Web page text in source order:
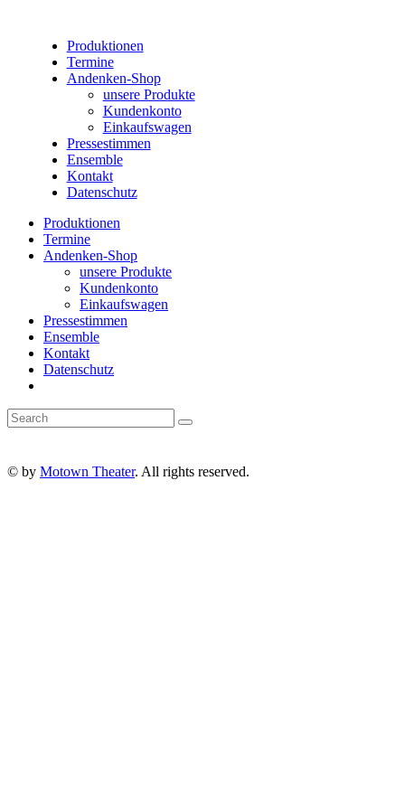
Produktionen
Termine
Andenken-Shop
unsere Produkte
Kundenkonto
Einkaufswagen
Pressestimmen
Ensemble
Kontakt
Datenschutz
Produktionen
Termine
Andenken-Shop
unsere Produkte
Kundenkonto
Einkaufswagen
Pressestimmen
Ensemble
Kontakt
Datenschutz
© by Motown Theater. All rights reserved.